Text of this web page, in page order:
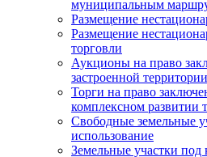
муниципальным
Размещение
Размещение
торговли
Аукционы на право
застроенной территории
Торги на право
комплексном развитии
Свободные земельные
использование
Земельные участки под